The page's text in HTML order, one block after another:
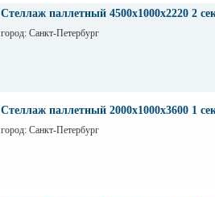
СПб. Высота 7,5 м (4 паллеты), глубина 12,6 м (12
Стеллаж паллетный 4500х1000х2220 2
город: Санкт-Петербург
Стеллаж паллетный 2000х1000х3600 1
город: Санкт-Петербург